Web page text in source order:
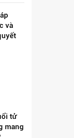
và
tử
mang